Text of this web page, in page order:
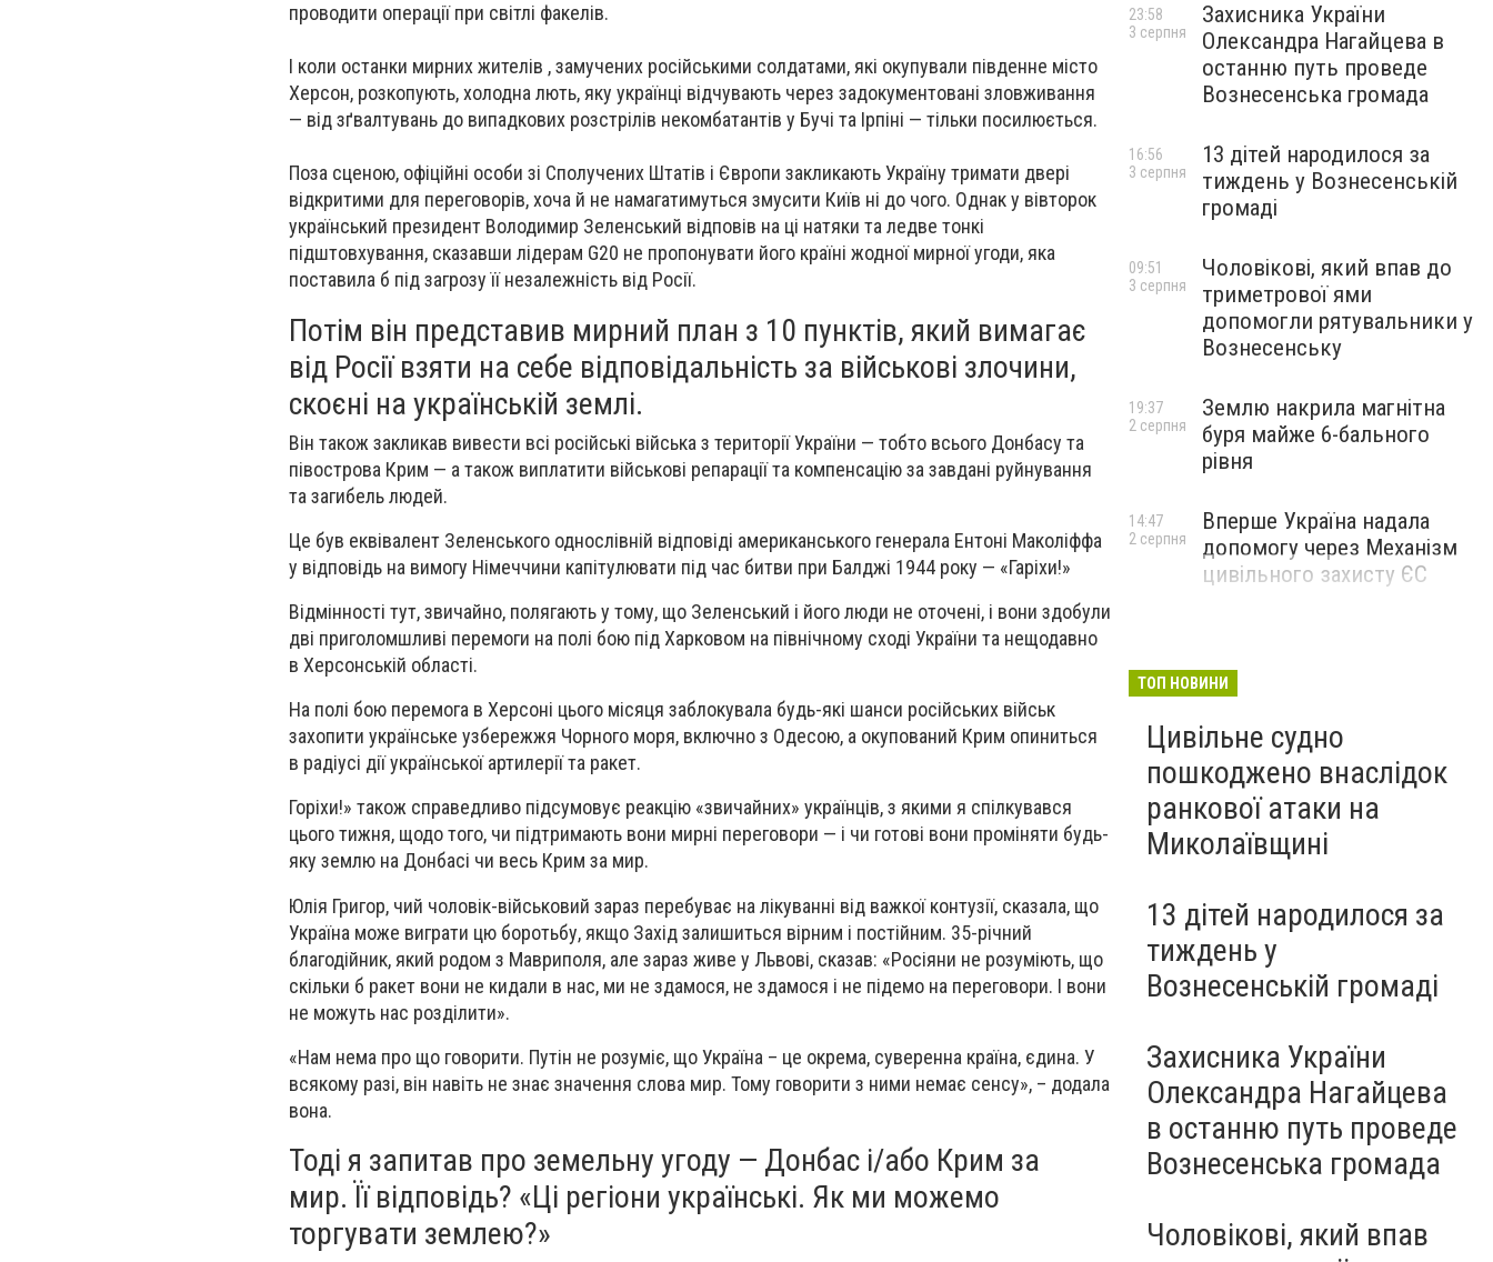
проводити операції при світлі факелів.
І коли останки мирних жителів , замучених російськими солдатами, які окупували південне місто
Херсон, розкопують, холодна лють, яку українці відчувають через задокументовані зловживання
— від зґвалтувань до випадкових розстрілів некомбатантів у Бучі та Ірпіні — тільки посилюється.
Поза сценою, офіційні особи зі Сполучених Штатів і Європи закликають Україну тримати двері
відкритими для переговорів, хоча й не намагатимуться змусити Київ ні до чого. Однак у вівторок
український президент Володимир Зеленський відповів на ці натяки та ледве тонкі
підштовхування, сказавши лідерам G20 не пропонувати його країні жодної мирної угоди, яка
поставила б під загрозу її незалежність від Росії.
Потім він представив мирний план з 10 пунктів, який вимагає
від Росії взяти на себе відповідальність за військові злочини,
скоєні на українській землі.
Він також закликав вивести всі російські війська з території України — тобто всього Донбасу та
півострова Крим — а також виплатити військові репарації та компенсацію за завдані руйнування
та загибель людей.
Це був еквівалент Зеленського однослівній відповіді американського генерала Ентоні Маколіффа
у відповідь на вимогу Німеччини капітулювати під час битви при Балджі 1944 року — «Гаріхи!»
Відмінності тут, звичайно, полягають у тому, що Зеленський і його люди не оточені, і вони здобули
дві приголомшливі перемоги на полі бою під Харковом на північному сході України та нещодавно
в Херсонській області.
На полі бою перемога в Херсоні цього місяця заблокувала будь-які шанси російських військ
захопити українське узбережжя Чорного моря, включно з Одесою, а окупований Крим опиниться
в радіусі дії української артилерії та ракет.
Горіхи!» також справедливо підсумовує реакцію «звичайних» українців, з якими я спілкувався
цього тижня, щодо того, чи підтримають вони мирні переговори — і чи готові вони проміняти будь-
яку землю на Донбасі чи весь Крим за мир.
Юлія Григор, чий чоловік-військовий зараз перебуває на лікуванні від важкої контузії, сказала, що
Україна може виграти цю боротьбу, якщо Захід залишиться вірним і постійним. 35-річний
благодійник, який родом з Мавриполя, але зараз живе у Львові, сказав: «Росіяни не розуміють, що
скільки б ракет вони не кидали в нас, ми не здамося, не здамося і не підемо на переговори. І вони
не можуть нас розділити».
«Нам нема про що говорити. Путін не розуміє, що Україна – це окрема, суверенна країна, єдина. У
всякому разі, він навіть не знає значення слова мир. Тому говорити з ними немає сенсу», – додала
вона.
Тоді я запитав про земельну угоду — Донбас і/або Крим за
мир. Її відповідь? «Ці регіони українські. Як ми можемо
торгувати землею?»
Захисника України
Олександра Нагайцева в
останню путь проведе
Вознесенська громада
23:58
3 серпня
13 дітей народилося за
тиждень у Вознесенській
громаді
16:56
3 серпня
Чоловікові, який впав до
триметрової ями
допомогли рятувальники у
Вознесенську
09:51
3 серпня
Землю накрила магнітна
буря майже 6-бального
рівня
19:37
2 серпня
Вперше Україна надала
допомогу через Механізм
цивільного захисту ЄС
14:47
2 серпня
ТОП НОВИНИ
Цивільне судно
пошкоджено внаслідок
ранкової атаки на
Миколаївщині
13 дітей народилося за
тиждень у
Вознесенській громаді
Захисника України
Олександра Нагайцева
в останню путь проведе
Вознесенська громада
Чоловікові, який впав